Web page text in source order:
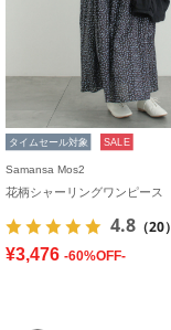
タイムセール対象 SALE
Samansa Mos2
花柄シャーリングワンピース
4.8 （20）
¥3,476 -60%OFF-